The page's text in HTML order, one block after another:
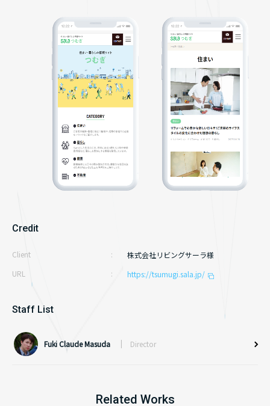
サイト制作
コンテンツ制作
採用サイト
ライティング
お知らせ
Credit
Client
株式会社リビングサーラ様
URL
https://tsumugi.sala.jp/
Staff List
Fuki Claude Masuda Director
Related Works